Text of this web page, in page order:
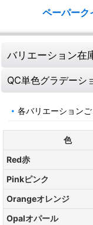
ペーパーク
バリエーション在
QC単色グラデーシ
各バリエーションご
色
Red赤
Pinkピンク
Orangeオレンジ
Opalオパール